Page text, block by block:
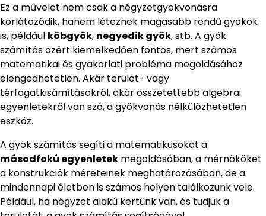
Ez a művelet nem csak a négyzetgyökvonásra
korlátozódik, hanem léteznek magasabb rendű gyökök
is, például köbgyök, negyedik gyök, stb. A gyök
számítás azért kiemelkedően fontos, mert számos
matematikai és gyakorlati probléma megoldásához
elengedhetetlen. Akár terület- vagy
térfogatkisámításokról, akár összetettebb algebrai
egyenletekről van szó, a gyökvonás nélkülözhetetlen
eszköz.
A gyök számítás segíti a matematikusokat a
másodfokú egyenletek megoldásában, a mérnököket
a konstrukciók méreteinek meghatározásában, de a
mindennapi életben is számos helyen találkozunk vele.
Például, ha négyzet alakú kertünk van, és tudjuk a